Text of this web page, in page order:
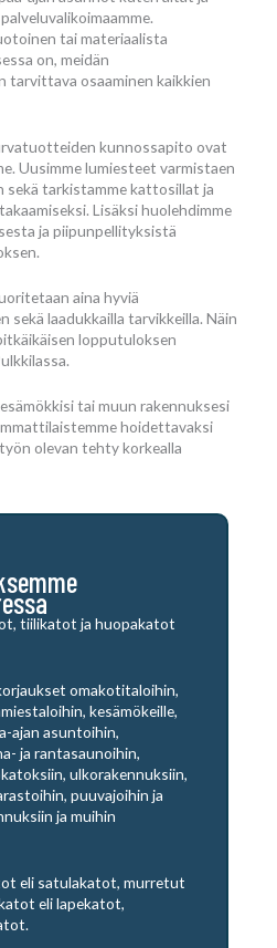
tai materiaalista
on, meidän
tarvittava osaaminen kaikkien
kunnossapito ovat
Uusimme lumiesteet varmistaen
sekä tarkistamme kattosillat ja
Lisäksi huolehdimme
ja piipunpellityksistä
aina hyviä
laadukkailla tarvikkeilla. Näin
lopputuloksen
tai muun rakennuksesi
hoidettavaksi
olevan tehty korkealla
tiilikatot ja huopakatot
omakotitaloihin,
kesämökeille,
ajan asuntoihin,
ja rantasaunoihin,
ulkorakennuksiin,
puuvajoihin ja
ja muihin
eli satulakatot, murretut
eli lapekatot,